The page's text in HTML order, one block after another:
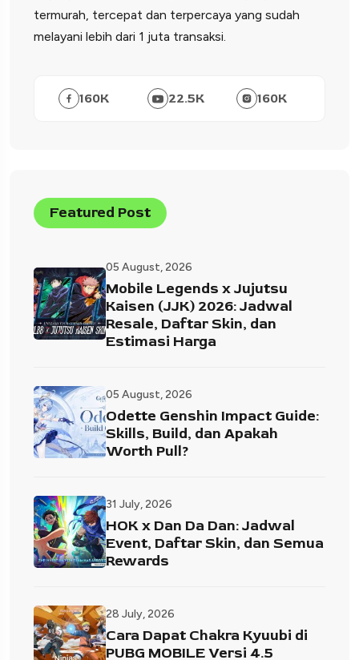
termurah, tercepat dan terpercaya yang sudah
melayani lebih dari 1 juta transaksi.
160K 22.5K 160K
Featured Post
05 August, 2026
Mobile Legends x Jujutsu
Kaisen (JJK) 2026: Jadwal
Resale, Daftar Skin, dan
Estimasi Harga
05 August, 2026
Odette Genshin Impact Guide:
Skills, Build, dan Apakah
Worth Pull?
31 July, 2026
HOK x Dan Da Dan: Jadwal
Event, Daftar Skin, dan Semua
Rewards
28 July, 2026
Cara Dapat Chakra Kyuubi di
PUBG MOBILE Versi 4.5